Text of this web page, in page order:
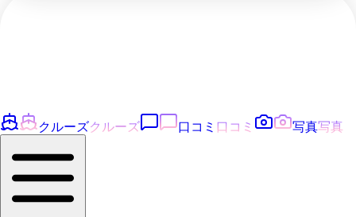
クルーズクルーズ 口コミ 口コミ 写真写真